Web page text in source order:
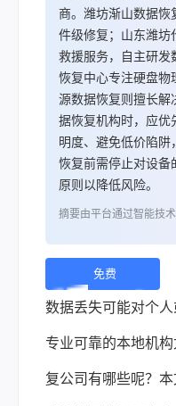
商。潍坊渐山数据恢
件级修复；山东潍坊
救援服务，自主研发
恢复中心专注硬盘物
源数据恢复则擅长解
据恢复机构时，应优
明度、避免低价陷
恢复前需停止对设备
原则以降低风险。
摘要由平台通过智能技
免费
下
载 |
数据丢失可能对个
专业可靠的本地机
复公司有哪些呢？